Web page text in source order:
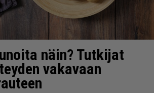
näin? Tutkijat
vakavaan